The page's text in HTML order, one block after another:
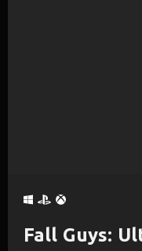
Fall Guys: